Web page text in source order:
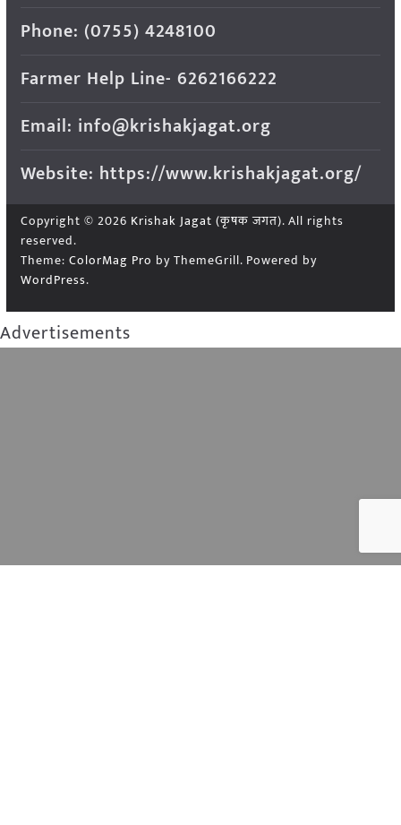
Phone: (0755) 4248100
Farmer Help Line- 6262166222
Email: info@krishakjagat.org
Website: https://www.krishakjagat.org/
Copyright © 2026 Krishak Jagat (कृषक जगत). All rights
reserved.
Theme: ColorMag Pro by ThemeGrill. Powered by
WordPress.
Advertisements